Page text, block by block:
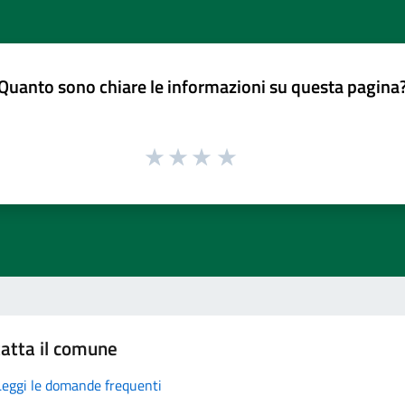
sono chiare le informazioni su questa
il comune
le domande frequenti